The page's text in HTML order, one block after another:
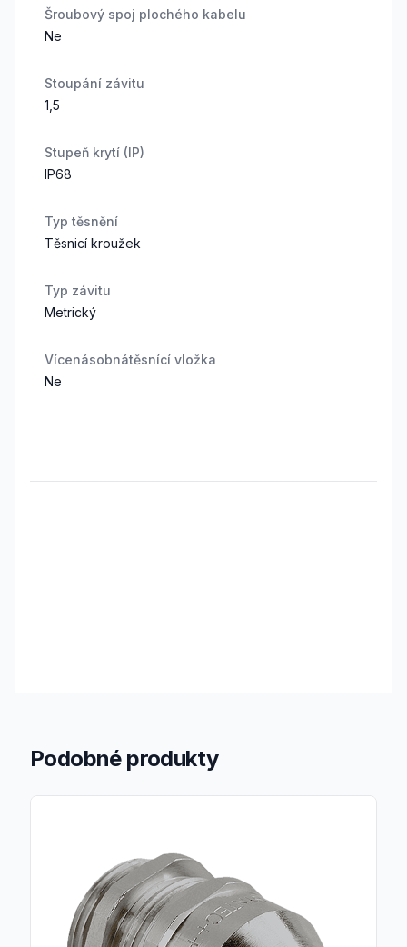
Šroubový spoj plochého kabelu
Ne
Stoupání závitu
1,5
Stupeň krytí (IP)
IP68
Typ těsnění
Těsnicí kroužek
Typ závitu
Metrický
Vícenásobnátěsnící vložka
Ne
Podobné produkty